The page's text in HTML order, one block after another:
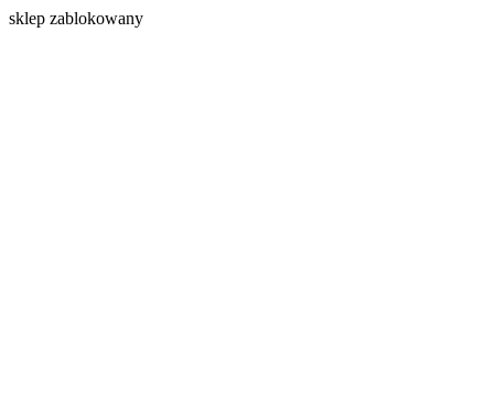
sklep zablokowany